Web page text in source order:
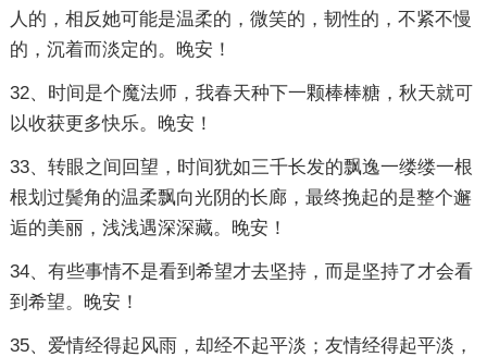
人的，相反她可能是温柔的，微笑的，韧性的，不紧不慢
的，沉着而淡定的。晚安！
32、时间是个魔法师，我春天种下一颗棒棒糖，秋天就可
以收获更多快乐。晚安！
33、转眼之间回望，时间犹如三千长发的飘逸一缕缕一根
根划过鬓角的温柔飘向光阴的长廊，最终挽起的是整个邂
逅的美丽，浅浅遇深深藏。晚安！
34、有些事情不是看到希望才去坚持，而是坚持了才会看
到希望。晚安！
35、爱情经得起风雨，却经不起平淡；友情经得起平淡，